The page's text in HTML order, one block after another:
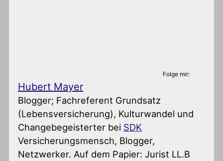
Folge mir:
Hubert Mayer
Blogger; Fachreferent Grundsatz
(Lebensversicherung), Kulturwandel und
Changebegeisterter bei SDK
Versicherungsmensch, Blogger,
Netzwerker. Auf dem Papier: Jurist LL.B